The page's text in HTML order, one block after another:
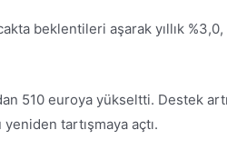
beklentileri aşarak yıllık
510 euroya yükseltti. Destek
tartışmaya açtı.